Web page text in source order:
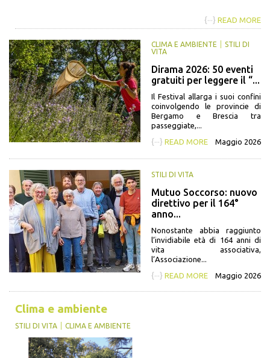
{···} READ MORE
CLIMA E AMBIENTE
STILI DI
VITA
Dirama 2026: 50 eventi
gratuiti per leggere il “...
Il Festival allarga i suoi confini
coinvolgendo le provincie di
Bergamo e Brescia tra
passeggiate,...
{···} READ MORE Maggio 2026
STILI DI VITA
Mutuo Soccorso: nuovo
direttivo per il 164°
anno...
Nonostante abbia raggiunto
l’invidiabile età di 164 anni di
vita associativa,
l’Associazione...
{···} READ MORE Maggio 2026
Clima e ambiente
STILI DI VITA CLIMA E AMBIENTE